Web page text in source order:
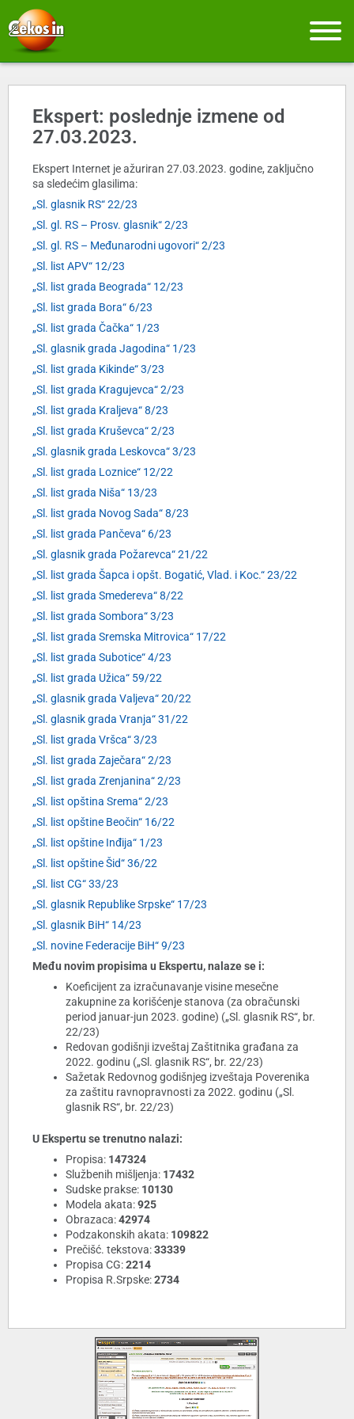
Ekspert: poslednje izmene od
27.03.2023.
Ekspert Internet je ažuriran 27.03.2023. godine, zaključno
sa sledećim glasilima:
„Sl. glasnik RS“ 22/23
„Sl. gl. RS – Prosv. glasnik“ 2/23
„Sl. gl. RS – Međunarodni ugovori“ 2/23
„Sl. list APV“ 12/23
„Sl. list grada Beograda“ 12/23
„Sl. list grada Bora“ 6/23
„Sl. list grada Čačka“ 1/23
„Sl. glasnik grada Jagodina“ 1/23
„Sl. list grada Kikinde“ 3/23
„Sl. list grada Kragujevca“ 2/23
„Sl. list grada Kraljeva“ 8/23
„Sl. list grada Kruševca“ 2/23
„Sl. glasnik grada Leskovca“ 3/23
„Sl. list grada Loznice“ 12/22
„Sl. list grada Niša“ 13/23
„Sl. list grada Novog Sada“ 8/23
„Sl. list grada Pančeva“ 6/23
„Sl. glasnik grada Požarevca“ 21/22
„Sl. list grada Šapca i opšt. Bogatić, Vlad. i Koc.“ 23/22
„Sl. list grada Smedereva“ 8/22
„Sl. list grada Sombora“ 3/23
„Sl. list grada Sremska Mitrovica“ 17/22
„Sl. list grada Subotice“ 4/23
„Sl. list grada Užica“ 59/22
„Sl. glasnik grada Valjeva“ 20/22
„Sl. glasnik grada Vranja“ 31/22
„Sl. list grada Vršca“ 3/23
„Sl. list grada Zaječara“ 2/23
„Sl. list grada Zrenjanina“ 2/23
„Sl. list opština Srema“ 2/23
„Sl. list opštine Beočin“ 16/22
„Sl. list opštine Inđija“ 1/23
„Sl. list opštine Šid“ 36/22
„Sl. list CG“ 33/23
„Sl. glasnik Republike Srpske“ 17/23
„Sl. glasnik BiH“ 14/23
„Sl. novine Federacije BiH“ 9/23
Među novim propisima u Ekspertu, nalaze se i:
Koeficijent za izračunavanje visine mesečne
zakupnine za korišćenje stanova (za obračunski
period januar-jun 2023. godine) („Sl. glasnik RS“, br.
22/23)
Redovan godišnji izveštaj Zaštitnika građana za
2022. godinu („Sl. glasnik RS“, br. 22/23)
Sažetak Redovnog godišnjeg izveštaja Poverenika
za zaštitu ravnopravnosti za 2022. godinu („Sl.
glasnik RS“, br. 22/23)
U Ekspertu se trenutno nalazi:
Propisa: 147324
Službenih mišljenja: 17432
Sudske prakse: 10130
Modela akata:925
Obrazaca:42974
Podzakonskih akata: 109822
Prečišć. tekstova:33339
Propisa CG:2214
Propisa R.Srpske:2734